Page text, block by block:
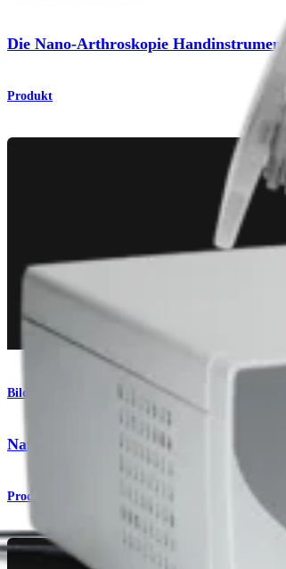
Die Nano-Arthroskopie Handinstrumente
Produkt
Bildgebung & Resektion
Nanoarthroskopiekameras
Produkt